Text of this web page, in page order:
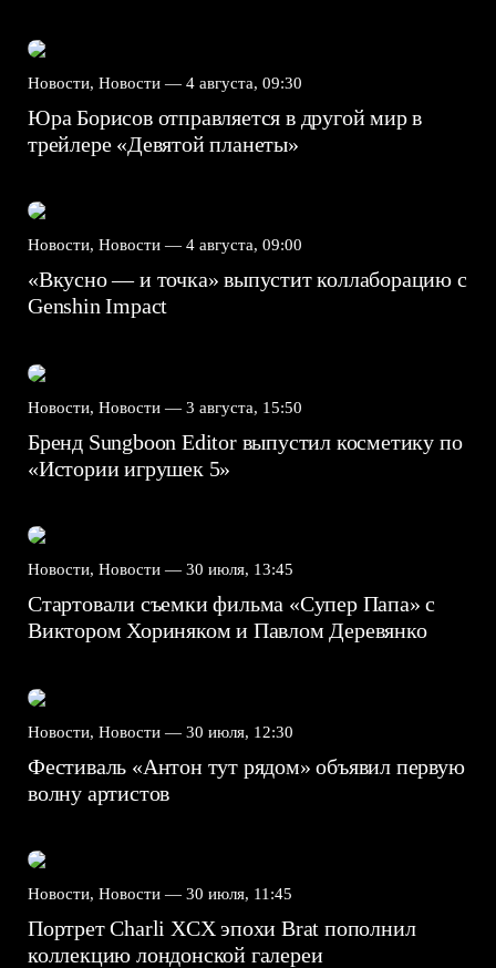
Новости, Новости — 4 августа, 09:30
Юра Борисов отправляется в другой мир в
трейлере «Девятой планеты»
Новости, Новости — 4 августа, 09:00
«Вкусно — и точка» выпустит коллаборацию с
Genshin Impact⁠⁠
Новости, Новости — 3 августа, 15:50
Бренд Sungboon Editor выпустил косметику по
«Истории игрушек 5»
Новости, Новости — 30 июля, 13:45
Стартовали съемки фильма «Супер Папа» с
Виктором Хориняком и Павлом Деревянко
Новости, Новости — 30 июля, 12:30
Фестиваль «Антон тут рядом» объявил первую
волну артистов
Новости, Новости — 30 июля, 11:45
Портрет Charli XCX эпохи Brat пополнил
коллекцию лондонской галереи